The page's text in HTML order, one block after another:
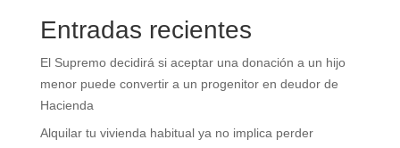
Entradas recientes
El Supremo decidirá si aceptar una donación a un hijo
menor puede convertir a un progenitor en deudor de
Hacienda
Alquilar tu vivienda habitual ya no implica perder